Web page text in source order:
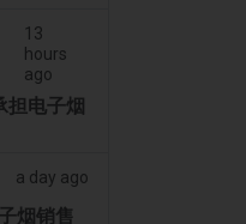
13
hours
ago
电子烟
a day ago
烟销售